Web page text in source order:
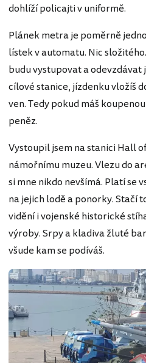
dohlíží policajti v uniformě.
Plánek metra je poměrně
lístek v automatu. Nic
budu vystupovat a odevzdávat
cílové stanice, jízdenku vložíš
ven. Tedy pokud máš
peněz.
Vystoupil jsem na stanici Hall
námořnímu muzeu. Vlezu do
si mne nikdo nevšímá. Platí se
na jejich lodě a ponorky. Stačí
vidění i vojenské historické
výroby. Srpy a kladiva žluté
všude kam se podíváš.